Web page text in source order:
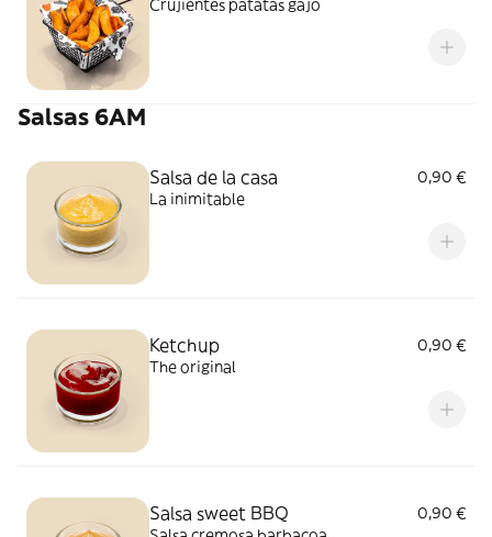
Crujientes patatas gajo
Salsas 6AM
Salsa de la casa
0,90 €
La inimitable
Ketchup
0,90 €
The original
Salsa sweet BBQ
0,90 €